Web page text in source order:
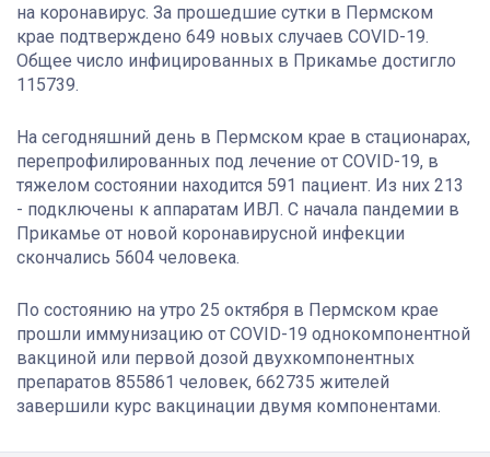
на коронавирус. За прошедшие сутки в Пермском
крае подтверждено 649 новых случаев COVID-19.
Общее число инфицированных в Прикамье достигло
115739.
На сегодняшний день в Пермском крае в стационарах,
перепрофилированных под лечение от COVID-19, в
тяжелом состоянии находится 591 пациент. Из них 213
- подключены к аппаратам ИВЛ. С начала пандемии в
Прикамье от новой коронавирусной инфекции
скончались 5604 человека.
По состоянию на утро 25 октября в Пермском крае
прошли иммунизацию от COVID-19 однокомпонентной
вакциной или первой дозой двухкомпонентных
препаратов 855861 человек, 662735 жителей
завершили курс вакцинации двумя компонентами.